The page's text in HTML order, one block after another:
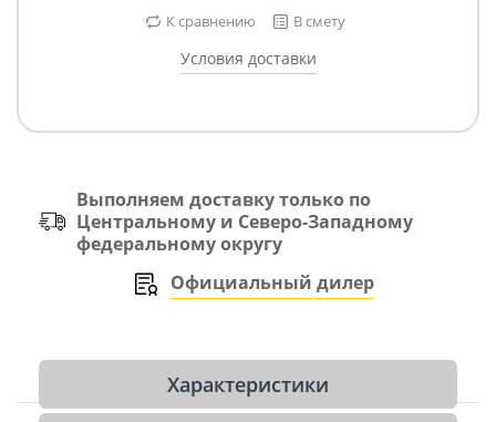
К сравнению В смету
Условия доставки
Выполняем доставку только по
Центральному и Северо-Западному
федеральному округу
Официальный дилер
Характеристики